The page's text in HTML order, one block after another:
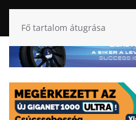
Fő tartalom átugrása